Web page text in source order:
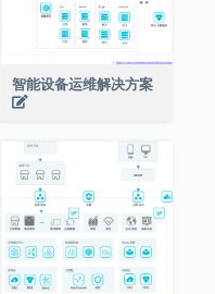
智能设备运维解决方案